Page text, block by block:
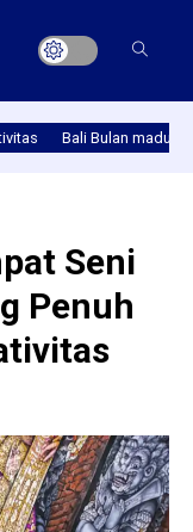
Bali Bulan madu
Seni
Penuh